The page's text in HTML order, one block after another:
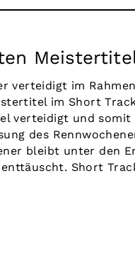
verteidigt im
im Short
verteidigt und
des
bleibt unter den
Short